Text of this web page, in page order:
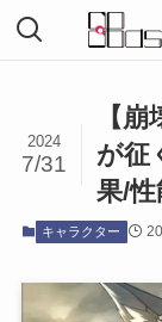
【
が征
果/性
2024
7/31
キャラクター